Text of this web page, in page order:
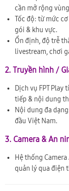
cần mở rộng
Tốc độ: từ mức
gói & khu vực.
Ổn định, độ trễ
livestream, chơi
2. Truyền hình /
Dịch vụ FPT
tiếp & nội dung
Nội dung đa
đầu Việt Nam.
3. Camera & An
Hệ thống
quản lý qua điện